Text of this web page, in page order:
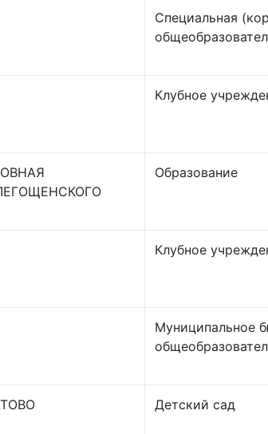
Специальная
Клубное
Образование
Клубное
Муниципальное
Детский сад